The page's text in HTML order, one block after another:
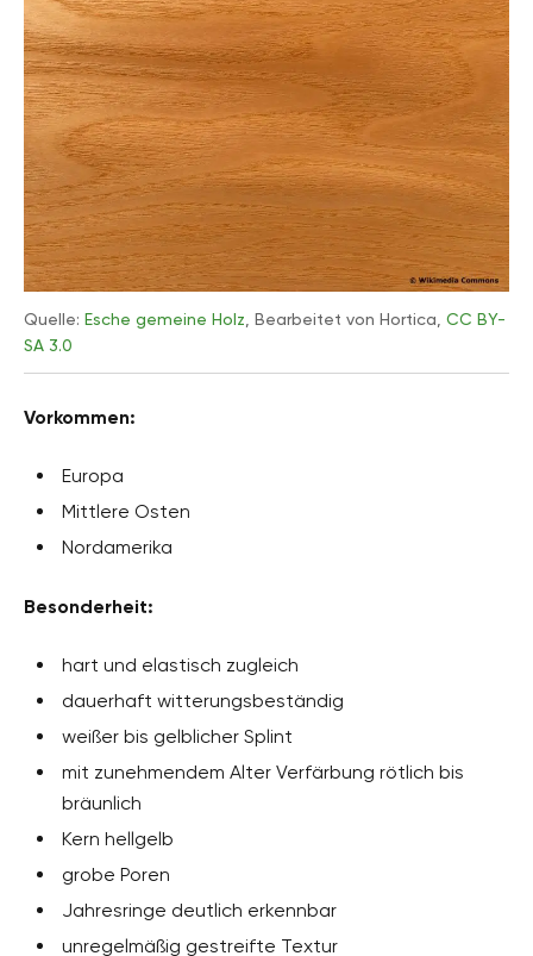
Quelle: Esche gemeine Holz , Bearbeitet von Hortica, CC BY-
SA 3.0
Vorkommen:
Europa
Mittlere Osten
Nordamerika
Besonderheit:
hart und elastisch zugleich
dauerhaft witterungsbeständig
weißer bis gelblicher Splint
mit zunehmendem Alter Verfärbung rötlich bis
bräunlich
Kern hellgelb
grobe Poren
Jahresringe deutlich erkennbar
unregelmäßig gestreifte Textur